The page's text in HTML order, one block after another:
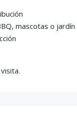
mascotas o jardín